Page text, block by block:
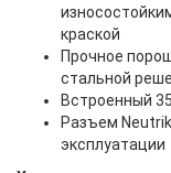
краской
Прочное
стальной
Встроенный
Разъем
эксплуатации